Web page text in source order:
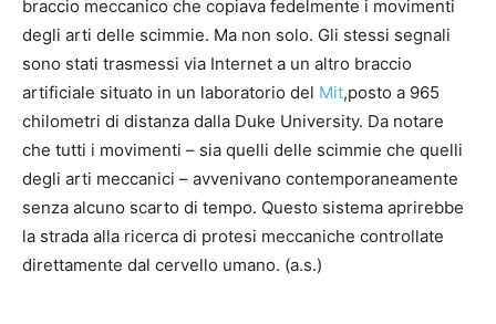
braccio meccanico che copiava fedelmente i movimenti
degli arti delle scimmie. Ma non solo. Gli stessi segnali
sono stati trasmessi via Internet a un altro braccio
artificiale situato in un laboratorio del Mit,posto a 965
chilometri di distanza dalla Duke University. Da notare
che tutti i movimenti – sia quelli delle scimmie che quelli
degli arti meccanici – avvenivano contemporaneamente
senza alcuno scarto di tempo. Questo sistema aprirebbe
la strada alla ricerca di protesi meccaniche controllate
direttamente dal cervello umano. (a.s.)